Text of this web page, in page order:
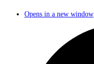
Opens in a new window